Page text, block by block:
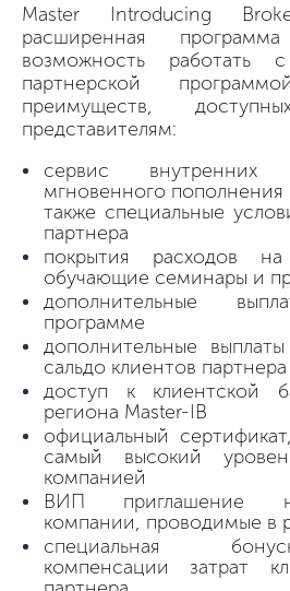
Master Introducing
расширенная программа
возможность работать
партнерской
преимуществ,
представителям:
сервис внутренних
мгновенного пополнения
также специальные
партнера
покрытия расходов
обучающие семинары и
дополнительные
программе
дополнительные
сальдо клиентов партнера
доступ к клиентской
региона Master-IB
официальный
самый высокий
компанией
ВИП приглашение
компании, проводимые в
специальная
компенсации затрат